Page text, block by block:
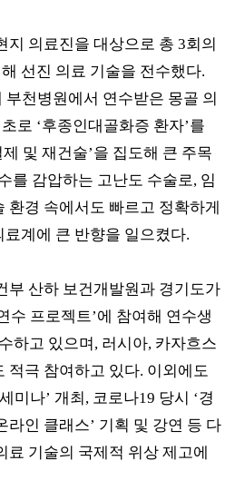
지 의료진을 대상으로 총3회의
선진 의료 기술을 전수했다.
부천병원에서 연수받은 몽골 의
로 ‘후종인대골화증 환자’를
및 재건술’을 집도해 큰 주목
를 감압하는 고난도 수술로, 임
환경 속에서도 빠르고 정확하게
계에 큰 반향을 일으켰다.
부 산하 보건개발원과 경기도가
수 프로젝트’에 참여해 연수생
하고 있으며 , 러시아, 카자흐스
적극 참여하고 있다. 이외에도
미나’개최 , 코로나19 당시 ‘경
라인 클래스’ 기획 및 강연 등 다
료 기술의 국제적 위상 제고에